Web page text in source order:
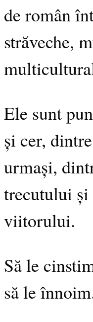
de român
străveche,
Ele sunt
și cer,
urmași,
trecutului și
viitorului.
Să le
să le